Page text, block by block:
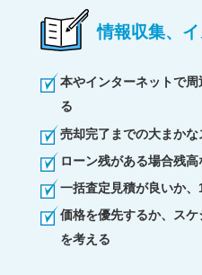
情報収集、
本やインターネットで
る
売却完了までの大まか
ローン残がある場合残
一括査定見積が良いか
価格を優先するか、ス
を考える